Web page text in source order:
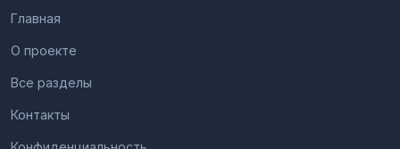
Главная
О проекте
Все разделы
Контакты